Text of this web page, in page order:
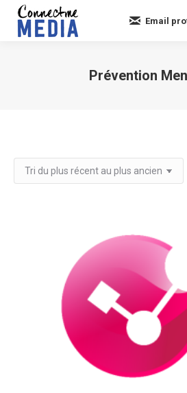
Email
Prévention